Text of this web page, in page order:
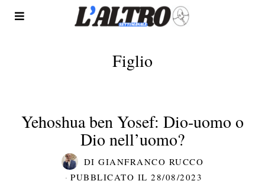
Figlio
Yehoshua ben Yosef: Dio-uomo o
Dio nell’uomo?
DIGIANFRANCO RUCCO
PUBBLICATO IL 28/08/2023